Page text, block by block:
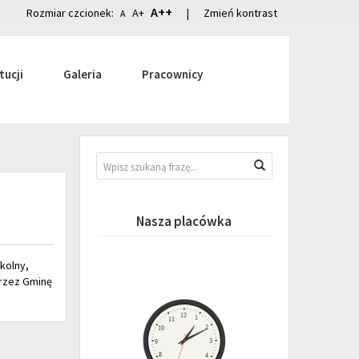
Rozmiar czcionek: A A+ A++ | Zmień kontrast
Galeria Pracownicy
Gminę
Wyszukiwarka
Nasza placówka
1
2
3
4
8
9
10
11
12